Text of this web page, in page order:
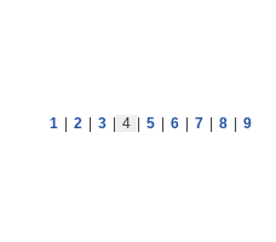
1 2 3 4 5 6 7 8 9